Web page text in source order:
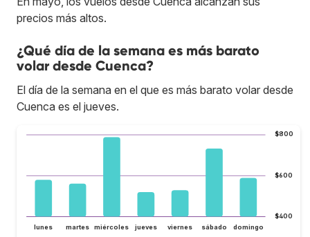
precios más altos.
¿Qué día de la semana es más barato
volar desde Cuenca?
El día de la semana en el que es más barato volar desde
Cuenca es el jueves.
$400
$600
$800
lunes martes miércoles jueves viernes sábado domingo